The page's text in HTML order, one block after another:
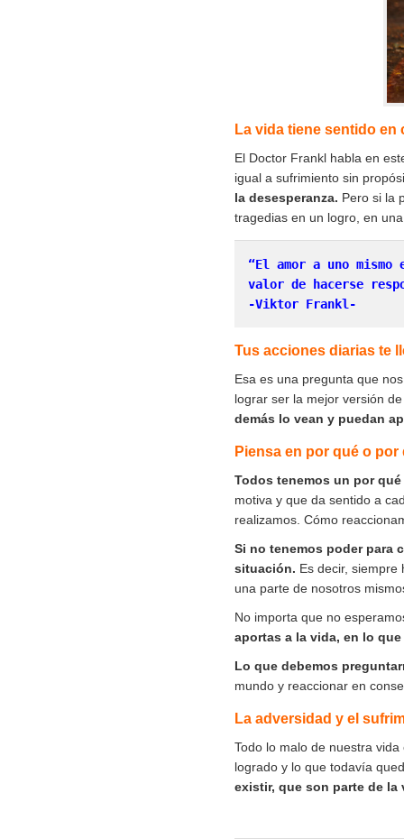
La vida tiene sentido
El Doctor Frankl habla en
igual a sufrimiento sin
la desesperanza. Pero si la
tragedias en un logro, en
“El amor a uno
-Viktor Frankl-
Tus acciones diarias te
Esa es una pregunta que
lograr ser la mejor versión
demás lo vean y puedan
Piensa en por qué o
Todos tenemos un por
motiva y que da sentido a
realizamos. Cómo
Si no tenemos poder para
situación. Es decir,
una parte de nosotros
No importa que no
aportas a la vida, en lo
Lo que debemos
mundo y reaccionar en
La adversidad y el
Todo lo malo de nuestra
logrado y lo que todavía
existir, que son parte de la